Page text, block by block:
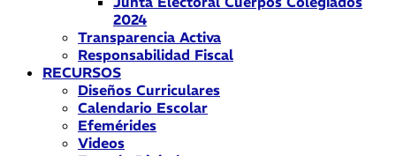
2024
Transparencia Activa
Responsabilidad Fiscal
RECURSOS
Diseños Curriculares
Calendario Escolar
Efemérides
Videos